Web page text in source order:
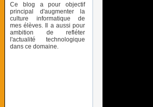
Ce blog a pour objectif
principal d'augmenter la
culture informatique de
mes élèves. Il a aussi pour
ambition de refléter
l'actualité technologique
dans ce domaine.